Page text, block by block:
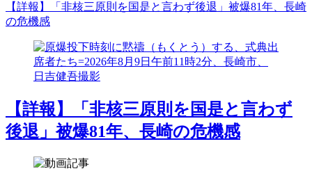
【詳報】「非核三原則を国是と言わず後退」被爆81年、長崎
の危機感
【詳報】「非核三原則を国是と言わず
後退」被爆81年、長崎の危機感